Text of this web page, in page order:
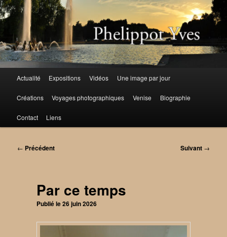
Aller
au
contenu
principal
Actualité Expositions Vidéos Une image par jour
Créations Voyages photographiques Venise Biographie
Contact Liens
Navigation
← Précédent Suivant →
Par ce temps
Publié le26 juin 2026